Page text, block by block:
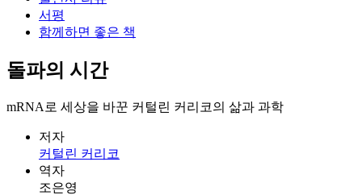
서평
함께하면 좋은 책
돌파의 시간
mRNA로 세상을 바꾼 커털린 커리코의 삶과 과학
저자
커털린 커리코
역자
조은영